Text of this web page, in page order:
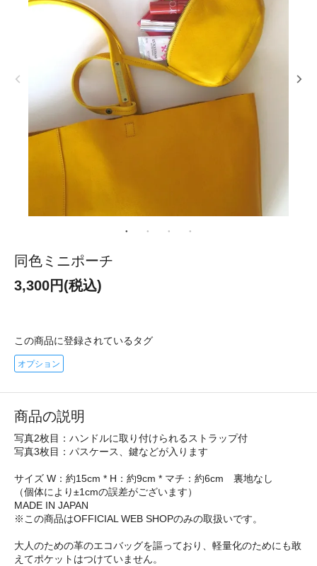
同色ミニポーチ
3,300円(税込)
この商品に登録されているタグ
オプション
商品の説明
写真2枚目：ハンドルに取り付けられるストラップ付
写真3枚目：パスケース、鍵などが入ります
サイズ W：約15cm * H：約9cm * マチ：約6cm 裏地なし
（個体により±1cmの誤差がございます）
MADE IN JAPAN
※この商品はOFFICIAL WEB SHOPのみの取扱いです。
大人のための革のエコバッグを謳っており、軽量化のためにも敢
えてポケットはつけていません。